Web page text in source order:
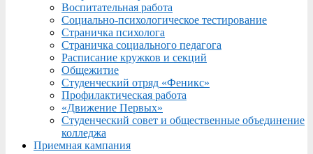
Воспитательная работа
Социально-психологическое тестирование
Страничка психолога
Страничка социального педагога
Расписание кружков и секций
Общежитие
Студенческий отряд «Феникс»
Профилактическая работа
«Движение Первых»
Студенческий совет и общественные объединение
колледжа
Приемная кампания